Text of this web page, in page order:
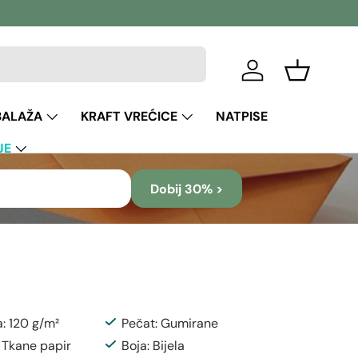
Prijava Košara
KRAFT VREĆICE
NATPISE
Dobij 30% >
120 g/m²
Pečat: Gumirane
papir
Boja: Bijela